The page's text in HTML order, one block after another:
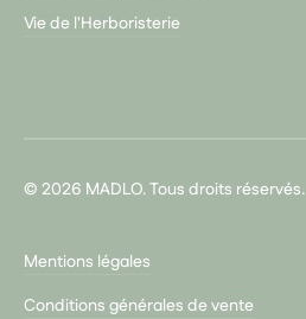
Vie de l'Herboristerie
© 2026 MADLO. Tous droits réservés.
Mentions légales
Conditions générales de vente